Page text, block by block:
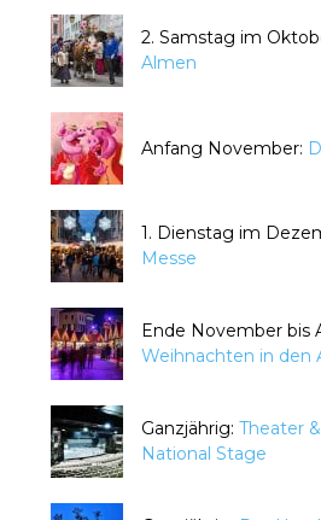
2. Samstag im
Almen
Anfang November:
1. Dienstag im
Messe
Ende November bis
Weihnachten in den
Ganzjährig: Theater
National Stage